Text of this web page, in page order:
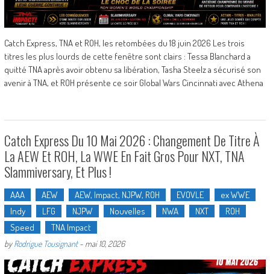
Catch Express, TNA et ROH, les retombées du 18 juin 2026 Les trois
titres les plus lourds de cette fenêtre sont clairs : Tessa Blanchard a
quitté TNA après avoir obtenu sa libération, Tasha Steelz a sécurisé son
avenir à TNA, et ROH présente ce soir Global Wars Cincinnati avec Athena
Catch Express Du 10 Mai 2026 : Changement De Titre À
La AEW Et ROH, La WWE En Fait Gros Pour NXT, TNA
Slammiversary, Et Plus !
AAA AEW AEW, Impact, NJPW, ROH EVOVLE
ex WWE
Indy
LFG NJPW Nouvelles NWA NXT
ROH
Speed
TNA Impact
byRodrigue Tousignant- mai 10, 2026